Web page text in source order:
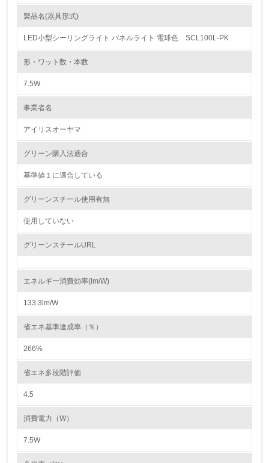
かしている
従業員が環境方針に基づいて自分の業務の中で行うべき環
→ 導入している規格名 ISO14001
製品名(器具形式)
LED小型シーリングライト パネルライト 電球色 SCL100L-PK
形・ワット数・本数
7.5W
事業者名
アイリスオーヤマ
グリーン購入法適合
基準値１に適合している
グリーンスチール使用有無
使用していない
グリーンスチールURL
エネルギー消費効率(lm/W)
133.3lm/W
省エネ基準達成率（％）
266%
省エネ多段階評価
4.5
消費電力（W）
7.5W